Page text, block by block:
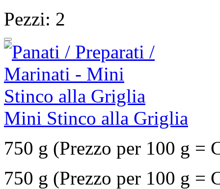
Pezzi: 2
Mini Stinco alla Griglia
750 g (Prezzo per 100 g =
750 g (Prezzo per 100 g =